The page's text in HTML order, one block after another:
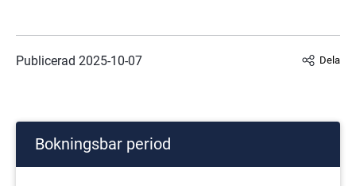
Publicerad 2025-10-07 Dela
Bokningsbar period